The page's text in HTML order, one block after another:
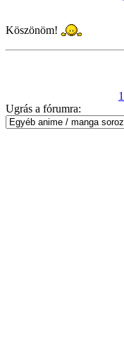
Köszönöm!
1
Ugrás a fórumra: